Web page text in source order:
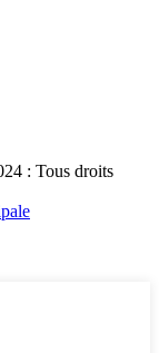
: Tous droits